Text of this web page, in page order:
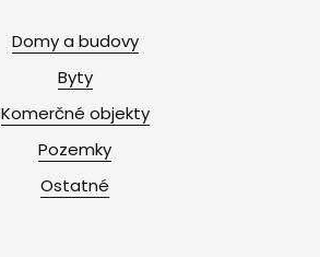
Domy a budovy
Byty
Komerčné objekty
Pozemky
Ostatné